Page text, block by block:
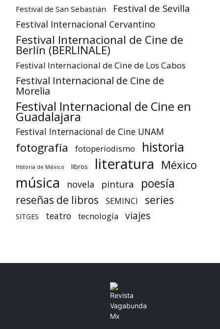
Festival de San Sebastián Festival de Sevilla
Festival Internacional Cervantino
Festival Internacional de Cine de
Berlín (BERLINALE)
Festival Internacional de Cine de Los Cabos
Festival Internacional de Cine de
Morelia
Festival Internacional de Cine en
Guadalajara
Festival Internacional de Cine UNAM
fotografía fotoperiodismo historia
Historia de México libros literatura México
música novela pintura poesía
reseñas de libros SEMINCI series
SITGES teatro tecnología viajes